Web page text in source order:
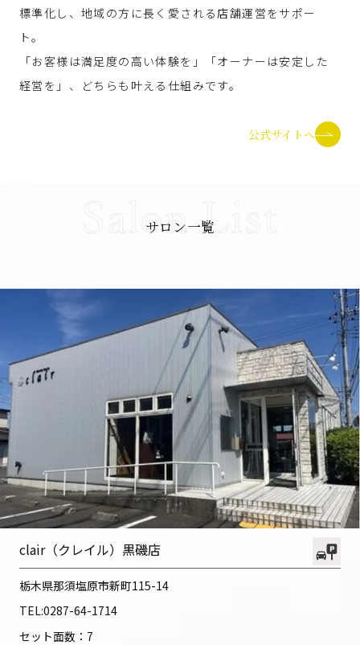
標準化し、地域の方に長く愛される店舗運営をサポー
ト。
「お客様は満足度の高い体験を」「オーナーは安定した
経営を」、どちらも叶える仕組みです。
公式サイトへ
Salon List
サロン一覧
clair（クレイル）黒磯店
栃木県那須塩原市新町115-14
TEL:0287-64-1714
セット面数：7